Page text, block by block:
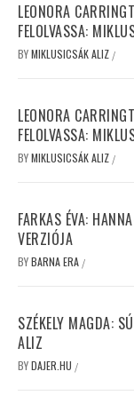
LEONORA
FELOLVASSA:
BYMIKLUSICSÁK ALIZ /
LEONORA
FELOLVASSA:
BYMIKLUSICSÁK ALIZ /
FARKAS ÉVA:
VERZIÓJA
BYBARNA ERA /
SZÉKELY MAGDA:
ALIZ
BYDAJER.HU /